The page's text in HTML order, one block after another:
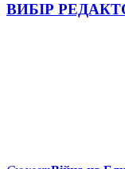
ВИБІР